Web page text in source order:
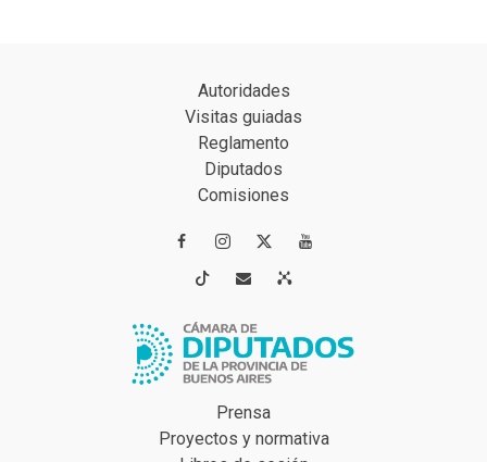
Autoridades
Visitas guiadas
Reglamento
Diputados
Comisiones
 
 
Prensa
Proyectos y normativa